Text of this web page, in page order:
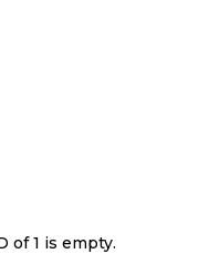
of 1 is empty.